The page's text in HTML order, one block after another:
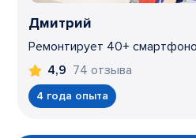
Дмитрий
Ремонтирует 40+
4,9 74 отзыва
4 года опыта